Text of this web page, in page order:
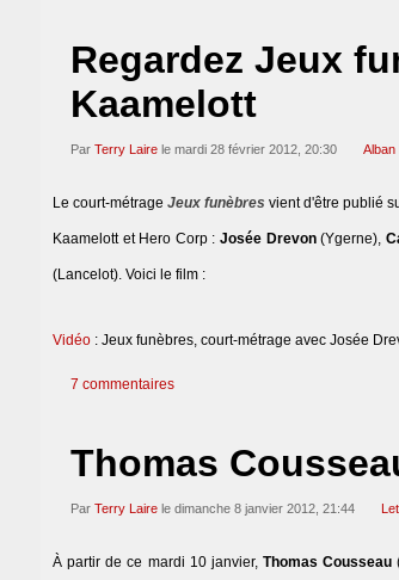
Regardez Jeux
Kaamelott
Par Terry Laire le mardi 28 février 2012, 20:30 Alban
Le court-métrageJeux funèbres vient d'être publié
Kaamelott et Hero Corp : Josée Drevon(Ygerne),
(Lancelot). Voici le film :
Vidéo : Jeux funèbres, court-métrage avec Josée
7 commentaires
Thomas
Par Terry Laire le dimanche 8 janvier 2012, 21:44
À partir de ce mardi 10 janvier,Thomas Cousseau